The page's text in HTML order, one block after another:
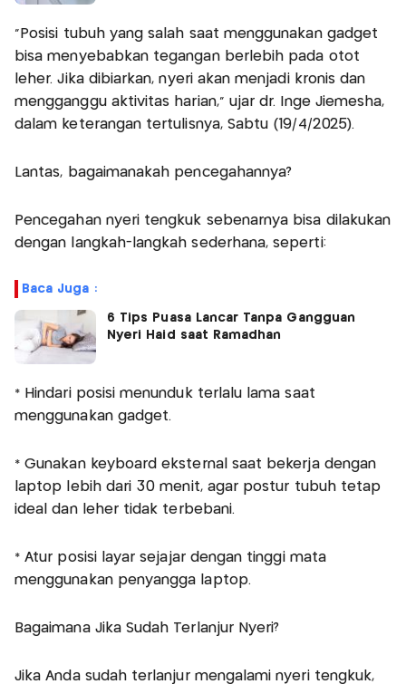
“Posisi tubuh yang salah saat menggunakan gadget
bisa menyebabkan tegangan berlebih pada otot
leher. Jika dibiarkan, nyeri akan menjadi kronis dan
mengganggu aktivitas harian,” ujar dr. Inge Jiemesha,
dalam keterangan tertulisnya, Sabtu (19/4/2025).
Lantas, bagaimanakah pencegahannya?
Pencegahan nyeri tengkuk sebenarnya bisa dilakukan
dengan langkah-langkah sederhana, seperti:
Baca Juga :
6 Tips Puasa Lancar Tanpa Gangguan
Nyeri Haid saat Ramadhan
* Hindari posisi menunduk terlalu lama saat
menggunakan gadget.
* Gunakan keyboard eksternal saat bekerja dengan
laptop lebih dari 30 menit, agar postur tubuh tetap
ideal dan leher tidak terbebani.
* Atur posisi layar sejajar dengan tinggi mata
menggunakan penyangga laptop.
Bagaimana Jika Sudah Terlanjur Nyeri?
Jika Anda sudah terlanjur mengalami nyeri tengkuk,